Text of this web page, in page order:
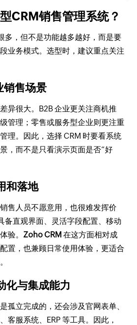
CRM销售管理系统？
多，但不是功能越多越好，而是要
业务模式。选型时，建议重点关注
销售场景
异很大。B2B 企业更关注商机推
管理；零售或服务型企业则更注重
理。因此，选择 CRM 时要看系统
，而不是只看演示页面是否“好
和落地
售人员不愿意用，也很难发挥价
备直观界面、灵活字段配置、移动
验。Zoho CRM 在这方面相对成
置，也兼顾日常使用体验，更适合
化与集成能力
孤立完成的，还会涉及官网表单、
客服系统、ERP 等工具。因此，